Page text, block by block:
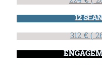
12
312 € (